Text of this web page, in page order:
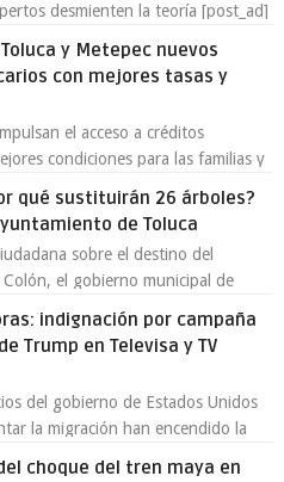
desmienten la teoría [post_ad]
y Metepec nuevos
con mejores tasas y
el acceso a créditos
condiciones para las familias y
qué sustituirán 26 árboles?
de Toluca
sobre el destino del
el gobierno municipal de
indignación por campaña
Trump en Televisa y TV
del gobierno de Estados Unidos
la migración han encendido la
choque del tren maya en